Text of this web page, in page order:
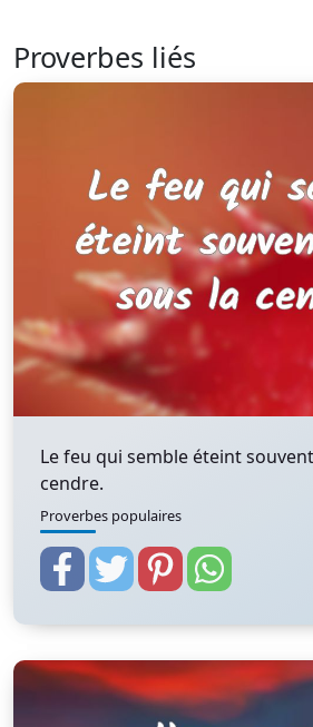
Proverbes liés
Le feu qui semble éteint
cendre.
Proverbes populaires